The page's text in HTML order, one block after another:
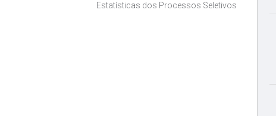
Estatísticas dos Processos Seletivos